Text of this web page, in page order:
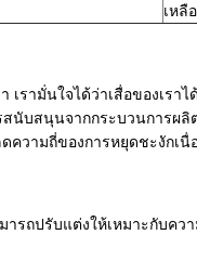
เหลื
รามั่นใจได้ว่าเสื่อของเรา
บสนุนจากกระบวนการผ
ความถี่ของการหยุดชะงักเ
รถปรับแต่งให้เหมาะกับค